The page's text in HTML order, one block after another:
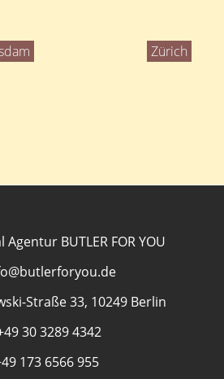
Zürich
BUTLER FOR YOU
Straße 33, 10249 Berlin
30 3289 4342
173 6566 955